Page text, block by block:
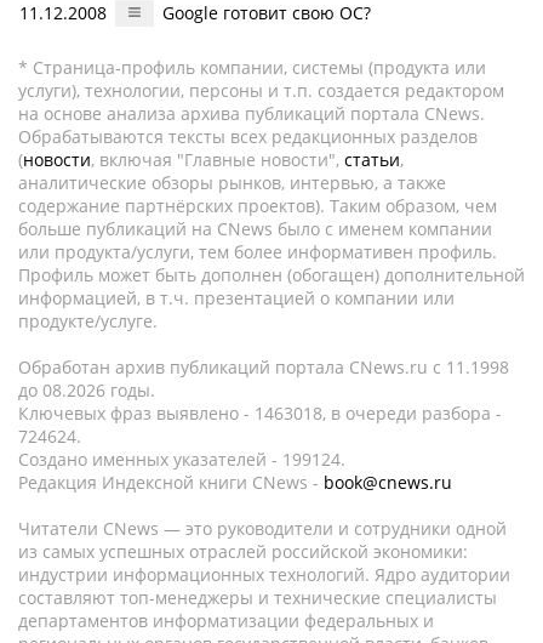
11.12.2008 Google готовит свою ОС?
* Страница-профиль компании, системы (продукта или
услуги), технологии, персоны и т.п. создается редактором
на основе анализа архива публикаций портала CNews.
Обрабатываются тексты всех редакционных разделов
(новости, включая "Главные новости", статьи,
аналитические обзоры рынков, интервью, а также
содержание партнёрских проектов). Таким образом, чем
больше публикаций на CNews было с именем компании
или продукта/услуги, тем более информативен профиль.
Профиль может быть дополнен (обогащен) дополнительной
информацией, в т.ч. презентацией о компании или
продукте/услуге.
Обработан архив публикаций портала CNews.ru c 11.1998
до 08.2026 годы.
Ключевых фраз выявлено - 1463018, в очереди разбора -
724624.
Создано именных указателей - 199124.
Редакция Индексной книги CNews - book@cnews.ru
Читатели CNews — это руководители и сотрудники одной
из самых успешных отраслей российской экономики:
индустрии информационных технологий. Ядро аудитории
составляют топ-менеджеры и технические специалисты
департаментов информатизации федеральных и